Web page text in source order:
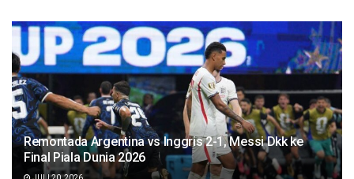
Remontada Argentina vs Inggris 2-1, Messi Dkk ke
Final Piala Dunia 2026